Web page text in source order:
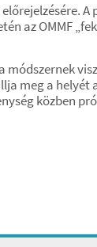
az OMMF
módszernek
meg a helyét
közben